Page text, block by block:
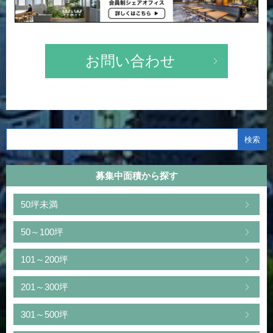
お問い合わせ
募集中面積から探す
50坪未満
50～100坪
101～200坪
201～300坪
301～500坪